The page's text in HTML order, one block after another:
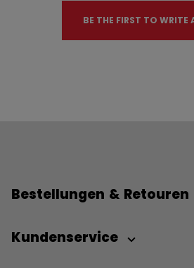
BE THE FIRST TO WRITE
Bestellungen & Retouren
Kundenservice